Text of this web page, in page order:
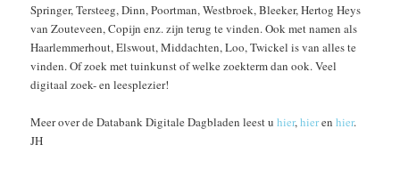
Springer, Tersteeg, Dinn, Poortman, Westbroek, Bleeker, Hertog Heys
van Zouteveen, Copijn enz. zijn terug te vinden. Ook met namen als
Haarlemmerhout, Elswout, Middachten, Loo, Twickel is van alles te
vinden. Of zoek met tuinkunst of welke zoekterm dan ook. Veel
digitaal zoek- en leesplezier!
Meer over de Databank Digitale Dagbladen leest uhier,hierenhier.
JH